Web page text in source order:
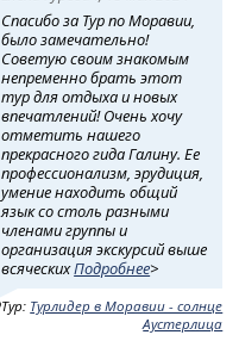
Спасибо за Тур по Моравии,
было замечательно!
Советую своим знакомым
непременно брать этот
тур для отдыха и новых
впечатлений! Очень хочу
отметить нашего
прекрасного гида Галину. Ее
профессионализм, эрудиция,
умение находить общий
язык со столь разными
членами группы и
организация экскурсий выше
всяческихПодробнее>
Тур: Турлидер в Моравии - солнце
Аустерлица